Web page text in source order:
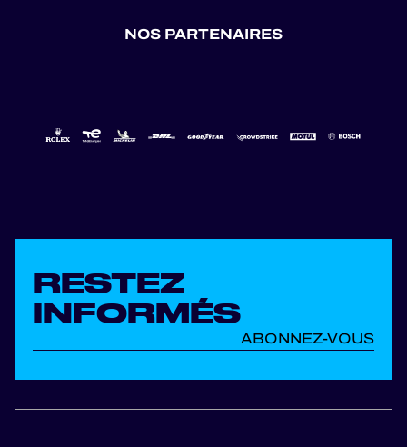
NOS PARTENAIRES
RESTEZ
INFORMÉS
ABONNEZ-VOUS